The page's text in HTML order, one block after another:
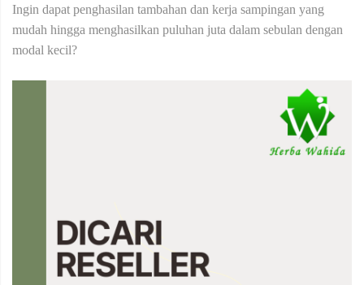
Ingin dapat penghasilan tambahan dan kerja sampingan yang
mudah hingga menghasilkan puluhan juta dalam sebulan dengan
modal kecil?